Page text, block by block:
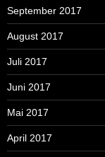
September 2017
August 2017
Juli 2017
Juni 2017
Mai 2017
April 2017